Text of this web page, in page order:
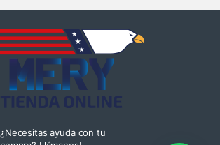
¿Necesitas ayuda con tu